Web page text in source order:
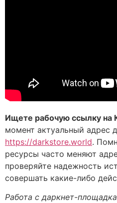
Ищете рабочую ссылку на
момент актуальный адрес
https://darkstore.world.
ресурсы часто меняют
проверяйте надежность
совершать какие-либо
Работа с даркнет-